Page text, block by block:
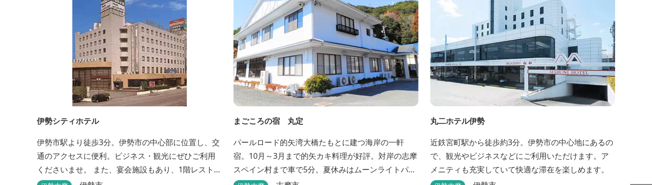
伊勢シティホテル
伊勢市駅より徒歩3分。伊勢市の中心部に位置し、交
通のアクセスに便利。ビジネス・観光にぜひご利用
くださいませ。 また、宴会施設もあり、1階レストラ
まごころの宿 丸定
パールロード的矢湾大橋たもとに建つ海岸の一軒
宿。10月～3月まで的矢カキ料理が好評。対岸の志摩
スペイン村まで車で5分。夏休みはムーンライトパレ
丸二ホテル伊勢
近鉄宮町駅から徒歩約3分。伊勢市の中心地にあるの
で、観光やビジネスなどにご利用いただけます。ア
メニティも充実していて快適な滞在を楽しめます。